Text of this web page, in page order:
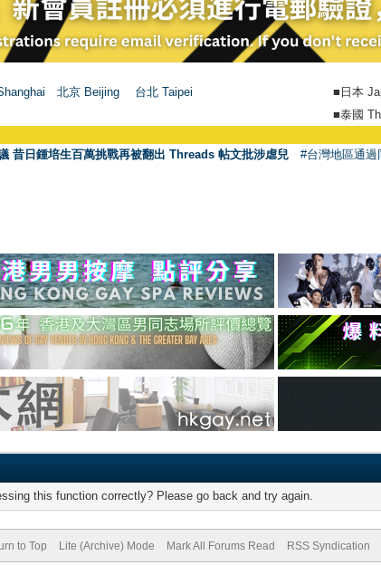
北京 Beijing 台北 Taipei ■日本
■泰國
昔日鍾培生百萬挑戰再被翻出 Threads 帖文批涉虐兒 #台灣地區通過
this function correctly? Please go back and try again.
to Top Lite (Archive) Mode Mark All Forums Read RSS Syndication